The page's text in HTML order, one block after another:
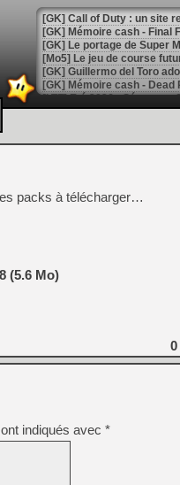
[GK] Le portage de Super
[Mo5] Le jeu de course
[GK] Guillermo del Toro
[LTF] Eté 2026 - Séquence
[GK] Mistfall Hunter :
[GK] Wo Long 2 évolue
[GK] Crossfire : un TPS à
[LS] [PS5] Premiers
[Mo5] DOOM arrive en
[GK] Bethesda fête les 30
[GK] Roblox : l'action en
[GK] Agenda - GeForce
[GK] Devolver Digital en a
[LS] [PS5] ps5-y2jb-
[GK] Pourquoi Marvel
[GK] GTA 6 : Rockstar
[GK] Hot Wheels Infinite
[GK] Mémoire cash -
[GK] Résultats Nintendo :
packs à télécharger…
(5.6 Mo)
0
indiqués avec *